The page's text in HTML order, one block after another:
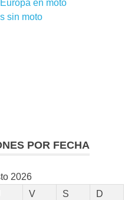
en moto
sin moto
POR FECHA
2026
V S
D